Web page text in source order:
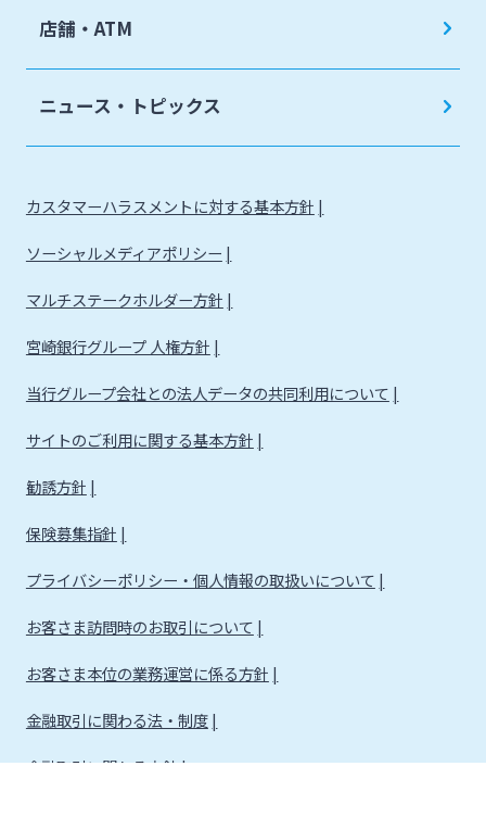
店舗・ATM
ニュース・トピックス
カスタマーハラスメントに対する基本方針
ソーシャルメディアポリシー
マルチステークホルダー方針
宮崎銀行グループ 人権方針
当行グループ会社との法人データの共同利用について
サイトのご利用に関する基本方針
勧誘方針
保険募集指針
プライバシーポリシー・個人情報の取扱いについて
お客さま訪問時のお取引について
お客さま本位の業務運営に係る方針
金融取引に関わる法・制度
金融取引に関わる方針